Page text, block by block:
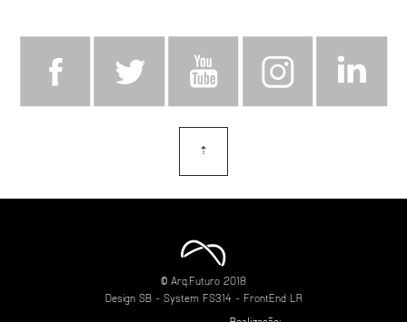
⇡
© Arq.Futuro 2018
Design SB- System FS314 - FrontEnd LR